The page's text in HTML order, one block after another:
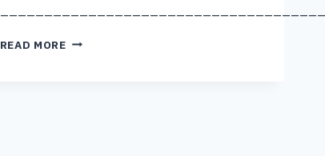
READ MORE[คุย